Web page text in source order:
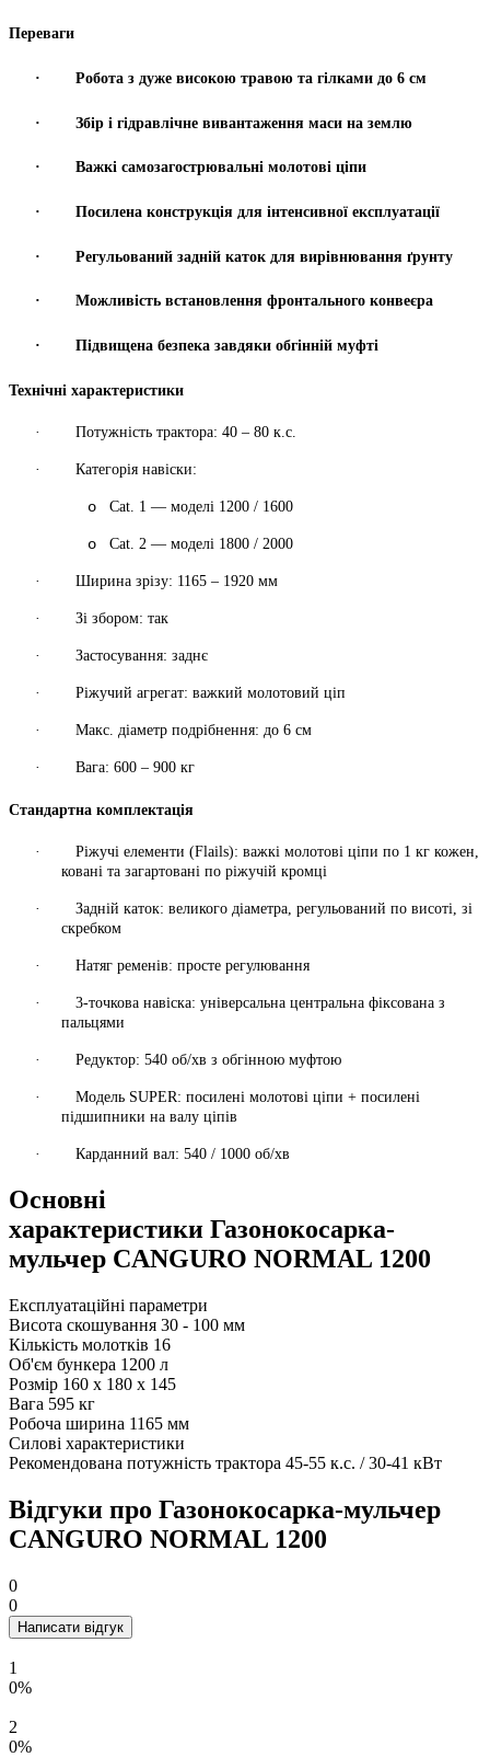
Переваги
· Робота з дуже високою травою та гілками до 6 см
· Збір і гідравлічне вивантаження маси на землю
· Важкі самозагострювальні молотові ціпи
· Посилена конструкція для інтенсивної експлуатації
· Регульований задній каток для вирівнювання ґрунту
· Можливість встановлення фронтального конвеєра
· Підвищена безпека завдяки обгінній муфті
Технічні характеристики
· Потужність трактора: 40 – 80 к.с.
· Категорія навіски:
o Cat. 1 — моделі 1200 / 1600
o Cat. 2 — моделі 1800 / 2000
· Ширина зрізу: 1165 – 1920 мм
· Зі збором: так
· Застосування: заднє
· Ріжучий агрегат: важкий молотовий ціп
· Макс. діаметр подрібнення: до 6 см
· Вага: 600 – 900 кг
Стандартна комплектація
· Ріжучі елементи (Flails): важкі молотові ціпи по 1 кг кожен,
ковані та загартовані по ріжучій кромці
· Задній каток: великого діаметра, регульований по висоті, зі
скребком
· Натяг ременів: просте регулювання
· 3-точкова навіска: універсальна центральна фіксована з
пальцями
· Редуктор: 540 об/хв з обгінною муфтою
· Модель SUPER: посилені молотові ціпи + посилені
підшипники на валу ціпів
· Карданний вал: 540 / 1000 об/хв
Основні
характеристики Газонокосарка-
мульчер CANGURO NORMAL 1200
Експлуатаційні параметри
Висота скошування 30 - 100 мм
Кількість молотків 16
Об'єм бункера 1200 л
Розмір 160 x 180 x 145
Вага 595 кг
Робоча ширина 1165 мм
Силові характеристики
Рекомендована потужність трактора 45-55 к.с. / 30-41 кВт
Відгуки про Газонокосарка-мульчер
CANGURO NORMAL 1200
0
0
Написати відгук
1
0%
2
0%